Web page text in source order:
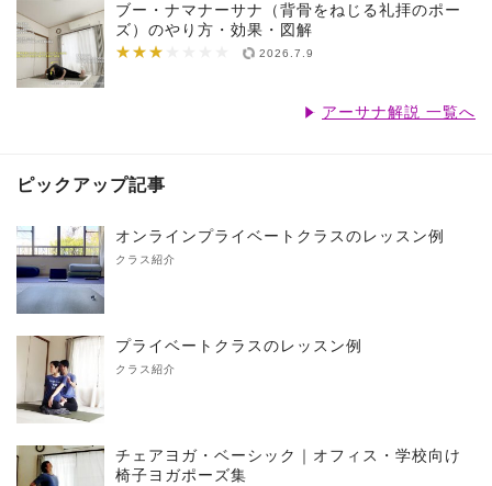
ブー・ナマナーサナ（背骨をねじる礼拝のポー
ズ）のやり方・効果・図解
★★★
★★★★★★★ 2026.7.9
アーサナ解説 一覧へ
ピックアップ記事
オンラインプライベートクラスのレッスン例
クラス紹介
プライベートクラスのレッスン例
クラス紹介
チェアヨガ・ベーシック｜オフィス・学校向け
椅子ヨガポーズ集